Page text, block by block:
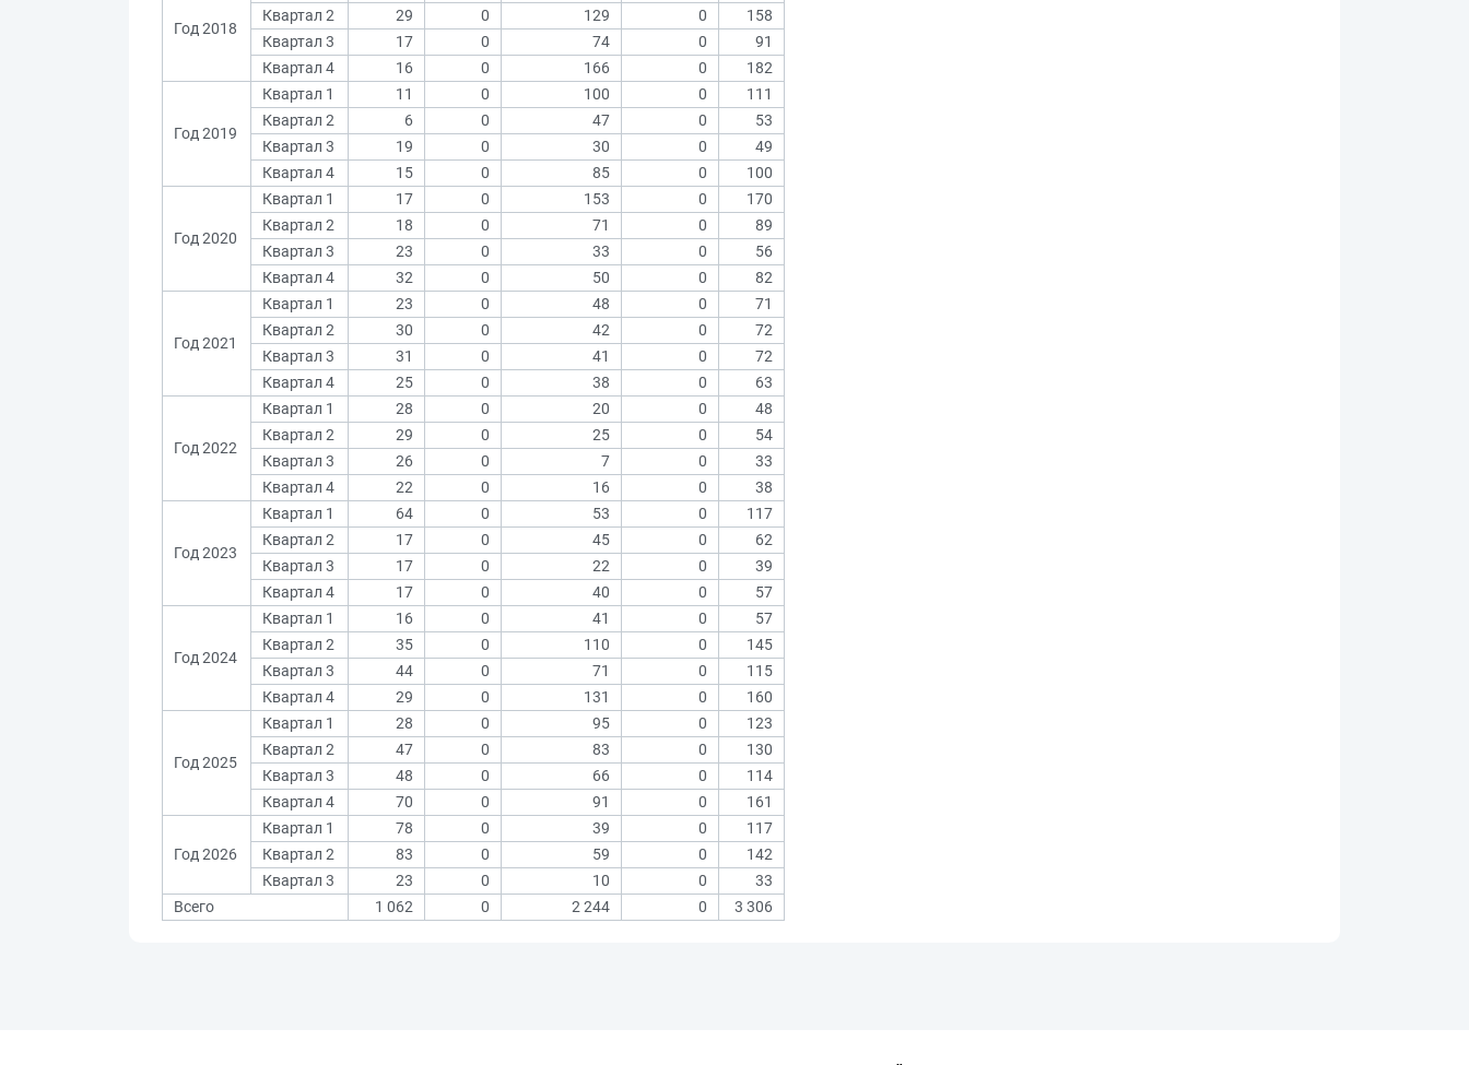
Год 2018
Квартал 2
29 0 129 0
158
Квартал 3
17 0 74 0
91
Квартал 4
16 0 166 0 182
Год 2019
Квартал 1 11 0 100 0
111
Квартал 2
6 0 47 0
53
Квартал 3
19 0 30 0
49
Квартал 4
15 0 85 0 100
Год 2020
Квартал 1 17 0 153 0
170
Квартал 2
18 0 71 0
89
Квартал 3
23 0 33 0
56
Квартал 4
32 0 50 0 82
Год 2021
Квартал 1 23 0 48 0
71
Квартал 2
30 0 42 0
72
Квартал 3
31 0 41 0
72
Квартал 4
25 0 38 0 63
Год 2022
Квартал 1 28 0 20 0
48
Квартал 2
29 0 25 0
54
Квартал 3
26 0 7 0
33
Квартал 4
22 0 16 0 38
Год 2023
Квартал 1 64 0 53 0
117
Квартал 2
17 0 45 0
62
Квартал 3
17 0 22 0
39
Квартал 4
17 0 40 0 57
Год 2024
Квартал 1 16 0 41 0
57
Квартал 2
35 0 110 0
145
Квартал 3
44 0 71 0
115
Квартал 4
29 0 131 0 160
Год 2025
Квартал 1 28 0 95 0
123
Квартал 2
47 0 83 0
130
Квартал 3
48 0 66 0
114
Квартал 4
70 0 91 0 161
Год 2026
Квартал 1 78 0 39 0
117
Квартал 2
83 0 59 0
142
Квартал 3
23 0 10 0
33
Всего
1 062 0 2 244 0 3 306